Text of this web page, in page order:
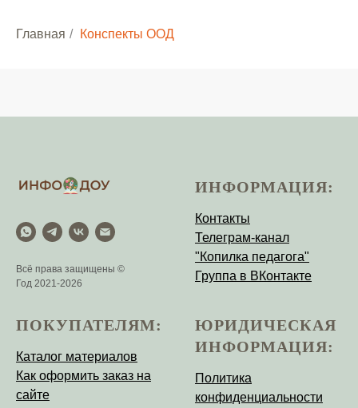
Главная / Конспекты ООД
Всё права защищены ©
Год 2021-2026
ИНФОРМАЦИЯ:
Контакты
Телеграм-канал
"Копилка педагога"
Группа в ВКонтакте
ПОКУПАТЕЛЯМ:
Каталог материалов
Как оформить заказ на
сайте
ЮРИДИЧЕСКАЯ
ИНФОРМАЦИЯ:
Политика
конфиденциальности